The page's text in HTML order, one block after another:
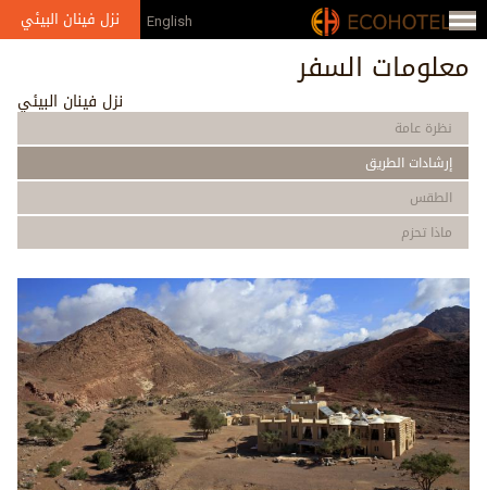
Jump to navigation
English نزل فينان البيئي
معلومات السفر
نزل فينان البيئي
نظرة عامة
إرشادات الطريق
الطقس
ماذا تحزم